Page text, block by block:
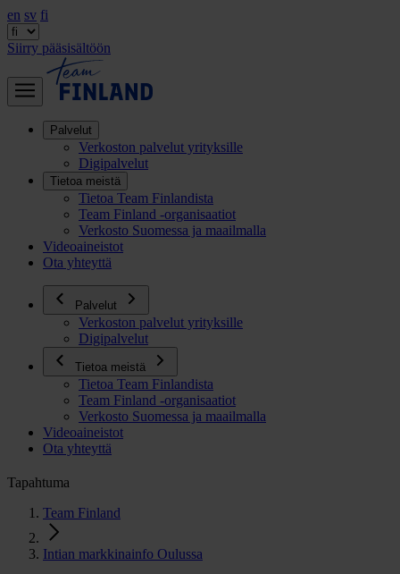
en sv fi
Siirry pääsisältöön
Palvelut
Verkoston palvelut yrityksille
Digipalvelut
Tietoa meistä
Tietoa Team Finlandista
Team Finland -organisaatiot
Verkosto Suomessa ja maailmalla
Videoaineistot
Ota yhteyttä
Palvelut
Verkoston palvelut yrityksille
Digipalvelut
Tietoa meistä
Tietoa Team Finlandista
Team Finland -organisaatiot
Verkosto Suomessa ja maailmalla
Videoaineistot
Ota yhteyttä
Tapahtuma
Team Finland
Intian markkinainfo Oulussa